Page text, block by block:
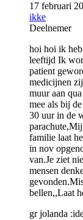
17 februari
ikke
Deelnemer
hoi hoi ik
leeftijd Ik
patient
medicijnen
muur aan
mee als bij
30 uur in de
familie laat
in nov
van.Je ziet
mensen
bellen,,Laat
gr jolanda